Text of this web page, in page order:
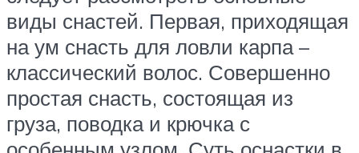
виды снастей. Первая, приходящая
на ум снасть для ловли карпа –
классический волос. Совершенно
простая снасть, состоящая из
груза, поводка и крючка с